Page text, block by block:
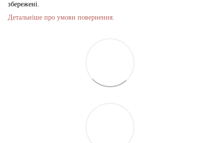
збережені.
Детальніше про умови повернення.